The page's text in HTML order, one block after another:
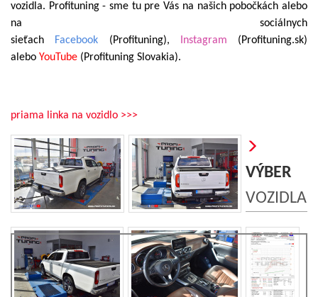
vozidla. Profituning - sme tu pre Vás na našich pobočkách alebo
na sociálnych
sieťach Facebook (Profituning), Instagram
(Profituning.sk)
alebo YouTube (Profituning Slovakia).
priama linka na vozidlo >>>
VÝBER
VOZIDLA